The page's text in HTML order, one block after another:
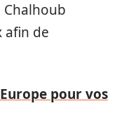
afin de
pour vos